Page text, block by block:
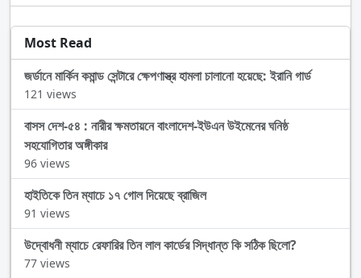
Most Read
জর্ডানে মার্কিন কমান্ড সেন্টারে ক্ষেপণাস্ত্র হামলা চালানো হয়েছে: ইরানি গার্ড
121 views
বাসস দেশ-৫৪ : নারীর ক্ষমতায়নে বাংলাদেশ-ইউএন উইমেনের ঘনিষ্ঠ
সহযোগিতার অঙ্গীকার
96 views
হাইতিকে তিন ম্যাচে ১৭ গোল দিয়েছে ব্রাজিল
91 views
উদ্বোধনী ম্যাচে রেফারির তিন লাল কার্ডের সিদ্ধান্ত কি সঠিক ছিলো?
77 views